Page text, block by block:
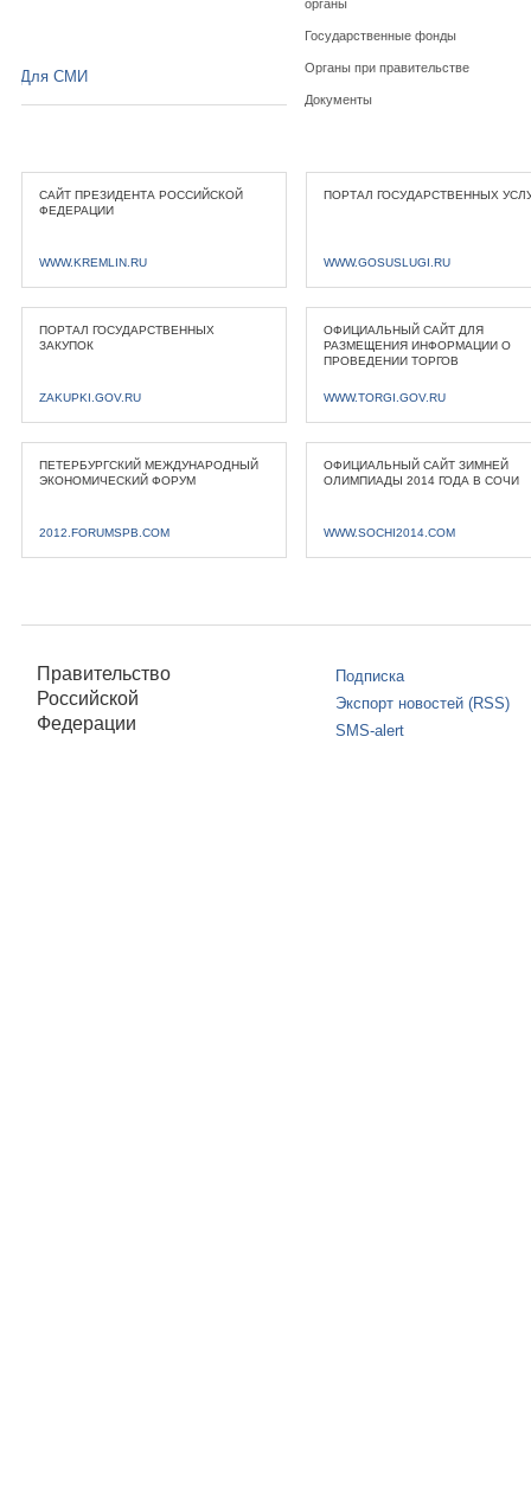
органы
Государственные фонды
Органы при правительстве
Документы
Для СМИ
САЙТ ПРЕЗИДЕНТА РОССИЙСКОЙ
ФЕДЕРАЦИИ
WWW.KREMLIN.RU
ПОРТАЛ ГОСУДАРСТВЕННЫХ
WWW.GOSUSLUGI.RU
ПОРТАЛ ГОСУДАРСТВЕННЫХ
ЗАКУПОК
ZAKUPKI.GOV.RU
ОФИЦИАЛЬНЫЙ САЙТ ДЛЯ
РАЗМЕЩЕНИЯ ИНФОРМАЦИИ О
ПРОВЕДЕНИИ ТОРГОВ
WWW.TORGI.GOV.RU
ПЕТЕРБУРГСКИЙ МЕЖДУНАРОДНЫЙ
ЭКОНОМИЧЕСКИЙ ФОРУМ
2012.FORUMSPB.COM
ОФИЦИАЛЬНЫЙ САЙТ ЗИМНЕЙ
ОЛИМПИАДЫ 2014 ГОДА В СОЧИ
WWW.SOCHI2014.COM
Правительство
Российской
Федерации
Подписка
Экспорт новостей (RSS)
SMS-alert